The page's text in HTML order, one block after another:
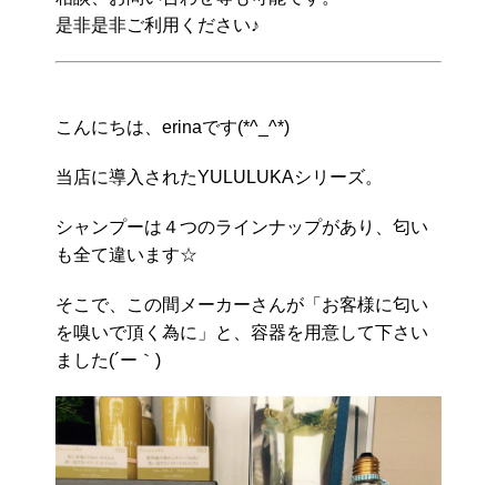
是非是非ご利用ください♪
こんにちは、erinaです(*^_^*)
当店に導入されたYULULUKAシリーズ。
シャンプーは４つのラインナップがあり、匂い
も全て違います☆
そこで、この間メーカーさんが「お客様に匂い
を嗅いで頂く為に」と、容器を用意して下さい
ました(´ー｀)